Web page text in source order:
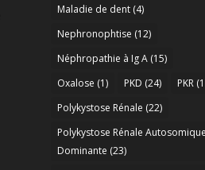
Maladie de dent(4)
Nephronophtise (12)
Néphropathie à Ig A(15)
Oxalose (1) PKD (24) PKR
Polykystose Rénale (22)
Polykystose Rénale
Dominante (23)